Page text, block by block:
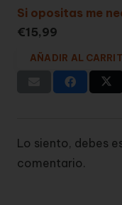
Si opositas me
€15,99
AÑADIR AL
Lo siento, debes
comentario.